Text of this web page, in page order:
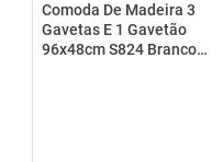
Comoda De Madeira 3
Gavetas E 1 Gavetão
96x48cm S824 Branco